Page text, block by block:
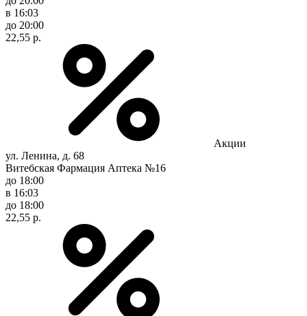
в 16:03
до 20:00
22,55 р.
Акции
ул. Ленина, д. 68
Витебская Фармация Аптека №16
до 18:00
в 16:03
до 18:00
22,55 р.